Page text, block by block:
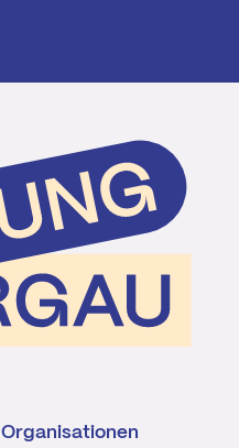
Organisationen